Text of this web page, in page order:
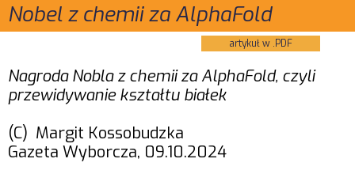
Nobel z chemii za AlphaFold
artykuł w .PDF
Nagroda Nobla z chemii za AlphaFold, czyli
przewidywanie kształtu białek
(C) Margit Kossobudzka
Gazeta Wyborcza, 09.10.2024